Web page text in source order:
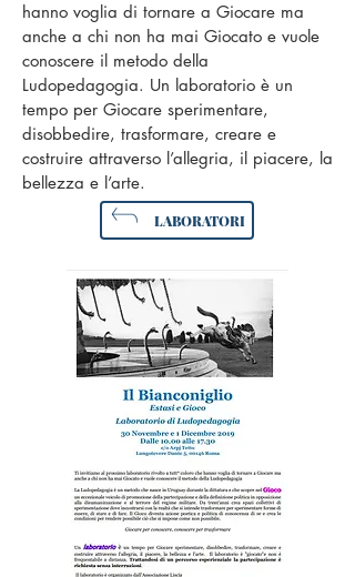
hanno voglia di tornare a Giocare ma
anche a chi non ha mai Giocato e vuole
conoscere il metodo della
Ludopedagogia. Un laboratorio è un
tempo per Giocare sperimentare,
disobbedire, trasformare, creare e
costruire attraverso l’allegria, il piacere, la
bellezza e l’arte.
LABORATORI